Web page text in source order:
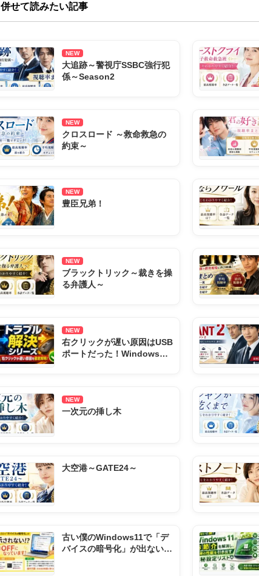
併せて読みたい記事
NEW
大追跡～警視庁SSBC強行犯
係～Season2
NEW
クロスロード ～救命救急の
約束～
NEW
豊臣兄弟！
NEW
ブラックトリック～裁きを操
る弁護人～
NEW
右クリックが遅い原因はUSB
ポートだった！Windowsの
NEW
一次元の挿し木
大空港～GATE24～
古い僕のWindows11で「デ
バイスの暗号化」が出ない？